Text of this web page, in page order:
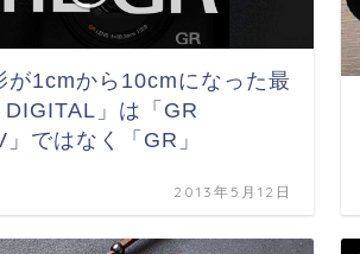
が1cmから10cmになった最
」は「GR
ではなく「GR」
2013年5月12日